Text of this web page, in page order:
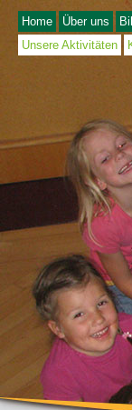
Home Über uns
Unsere Aktivitäten